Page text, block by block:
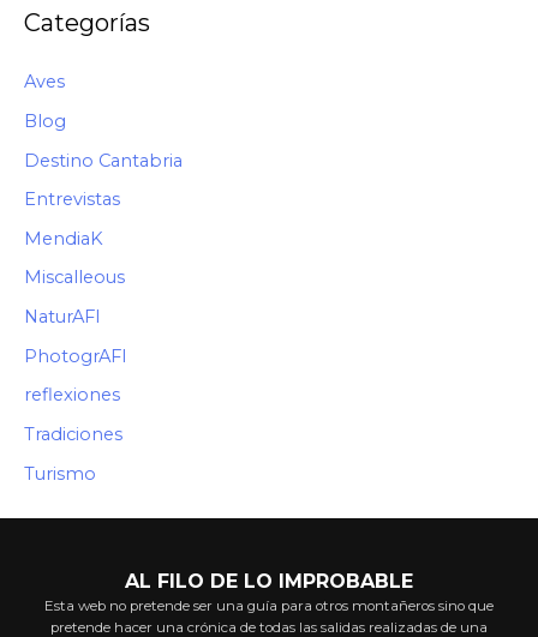
M
Categorías
Aves
Blog
Destino Cantabria
Entrevistas
MendiaK
Miscalleous
NaturAFI
PhotogrAFI
reflexiones
Tradiciones
Turismo
AL FILO DE LO IMPROBABLE
Esta web no pretende ser una guía para otros montañeros sino que
pretende hacer una crónica de todas las salidas realizadas de una